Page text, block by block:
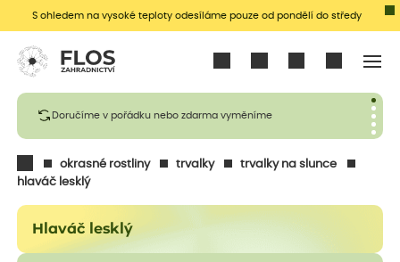
S ohledem na vysoké teploty odesíláme pouze od pondělí do středy
Doručíme v pořádku nebo zdarma vyměníme
okrasné rostliny trvalky
trvalky na slunce
hlaváč lesklý
Hlaváč lesklý